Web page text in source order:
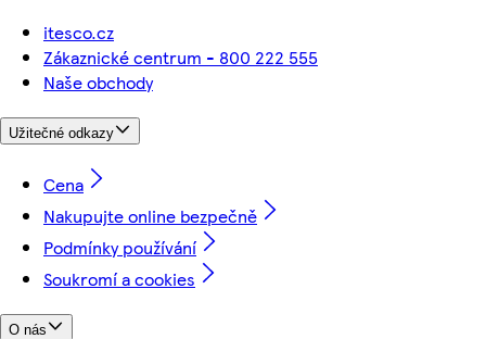
itesco.cz
Zákaznické centrum - 800 222 555
Naše obchody
Užitečné odkazy
Cena
Nakupujte online bezpečně
Podmínky používání
Soukromí a cookies
O nás